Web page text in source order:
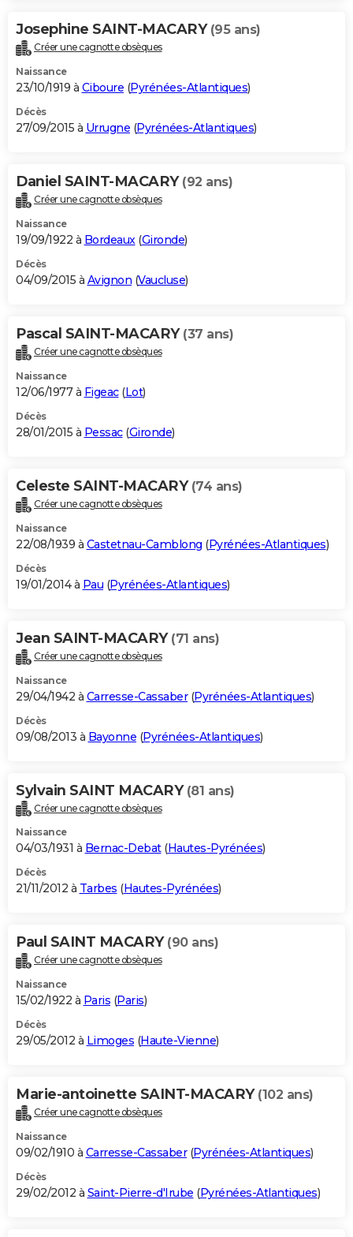
Josephine SAINT-MACARY (95 ans)
Créer une cagnotte obsèques
Naissance
23/10/1919 à Ciboure (Pyrénées-Atlantiques)
Décès
27/09/2015 à Urrugne (Pyrénées-Atlantiques)
Daniel SAINT-MACARY (92 ans)
Créer une cagnotte obsèques
Naissance
19/09/1922 à Bordeaux(Gironde)
Décès
04/09/2015 à Avignon (Vaucluse)
Pascal SAINT-MACARY (37 ans)
Créer une cagnotte obsèques
Naissance
12/06/1977 à Figeac(Lot)
Décès
28/01/2015 à Pessac(Gironde)
Celeste SAINT-MACARY (74 ans)
Créer une cagnotte obsèques
Naissance
22/08/1939 à Castetnau-Camblong (Pyrénées-Atlantiques)
Décès
19/01/2014 à Pau (Pyrénées-Atlantiques)
Jean SAINT-MACARY (71 ans)
Créer une cagnotte obsèques
Naissance
29/04/1942 à Carresse-Cassaber(Pyrénées-Atlantiques)
Décès
09/08/2013 à Bayonne (Pyrénées-Atlantiques)
Sylvain SAINT MACARY (81 ans)
Créer une cagnotte obsèques
Naissance
04/03/1931 à Bernac-Debat(Hautes-Pyrénées)
Décès
21/11/2012 à Tarbes (Hautes-Pyrénées)
Paul SAINT MACARY (90 ans)
Créer une cagnotte obsèques
Naissance
15/02/1922 à Paris (Paris)
Décès
29/05/2012 à Limoges (Haute-Vienne)
Marie-antoinette SAINT-MACARY (102 ans)
Créer une cagnotte obsèques
Naissance
09/02/1910 à Carresse-Cassaber(Pyrénées-Atlantiques)
Décès
29/02/2012 à Saint-Pierre-d'Irube (Pyrénées-Atlantiques)